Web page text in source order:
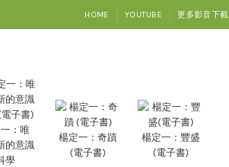
HOME YOUTUBE 更多影音下載
：唯
的意識
學
楊定一：奇蹟
(電子書)
楊定一：豐盛
(電子書)